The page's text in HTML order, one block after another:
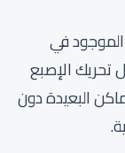
في
تحريك الإصبع
البعيدة دون